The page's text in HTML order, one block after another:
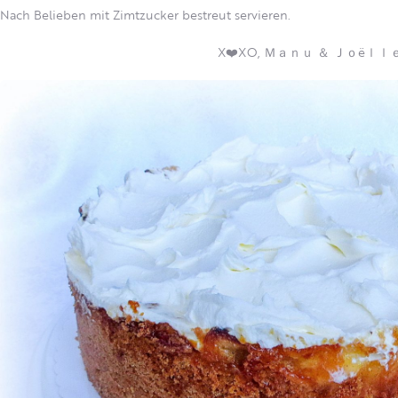
Nach Belieben mit Zimtzucker bestreut servieren.
X❤️XO, Ｍａｎｕ ＆ Ｊｏëｌｌ